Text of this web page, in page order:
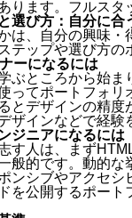
ります。フルス
選び方：自分に合
は、自分の興味
テップや選び方
ーになるには
ぶところから始
ってポートフォ
とデザインの精
ザインなどで経
ジニアになるには
す人は、まず
般的です。動的
ンシブやアクセ
を公開するポー